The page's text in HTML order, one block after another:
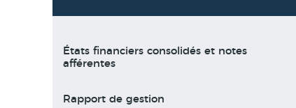
États financiers consolidés et notes
afférentes
Rapport de gestion